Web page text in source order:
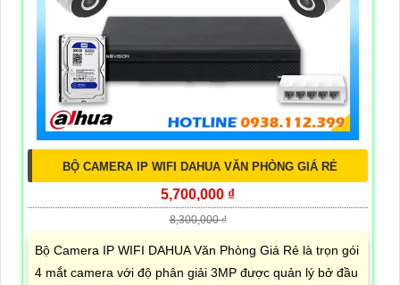
BỘ CAMERA IP WIFI DAHUA VĂN PHÒNG GIÁ RẺ
5,700,000 ₫
8,300,000 ₫
Bộ Camera IP WIFI DAHUA Văn Phòng Giá Rẻ là trọn gói
4 mắt camera với độ phân giải 3MP được quản lý bở đầu